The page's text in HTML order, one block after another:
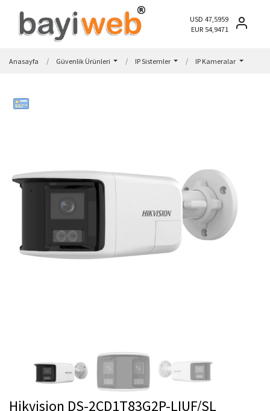
USD 47,5959
EUR 54,9471
Anasayfa Güvenlik Ürünleri IP Sistemler IP Kameralar
Hikvision DS-2CD1T83G2P-LIUF/SL